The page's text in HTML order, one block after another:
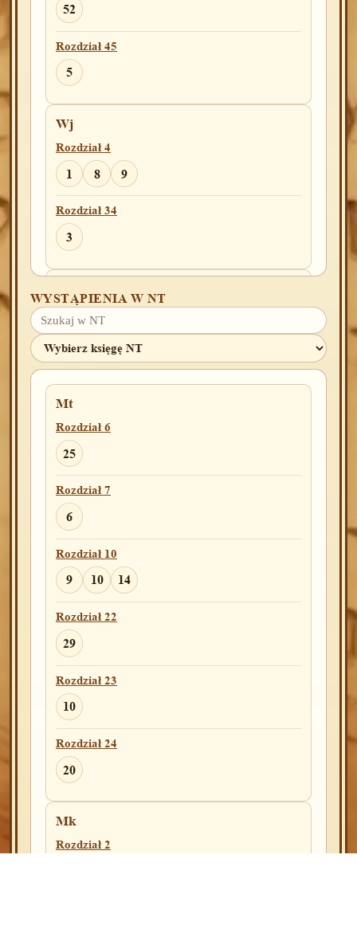
52
Rozdział 45
5
Wj
Rozdział 4
1 8 9
Rozdział 34
3
Rozdział 25
20
14
Pwt
Rozdział 1
21
Rozdział 20
3
Rozdział 22
2
Rozdział 31
6
Joz
Rozdział 1
WYSTĄPIENIA W NT
Mt
Rozdział 6
25
Rozdział 7
6
Rozdział 10
9 10 14
Rozdział 22
29
Rozdział 23
10
Rozdział 24
20
Mk
Rozdział 2